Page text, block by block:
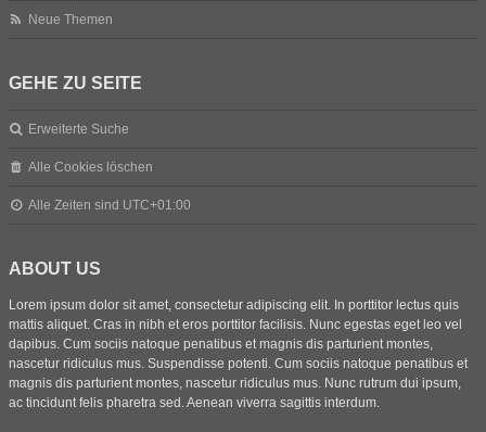
Neue Themen
GEHE ZU SEITE
Erweiterte Suche
Alle Cookies löschen
Alle Zeiten sind UTC+01:00
ABOUT US
Lorem ipsum dolor sit amet, consectetur adipiscing elit. In porttitor lectus quis
mattis aliquet. Cras in nibh et eros porttitor facilisis. Nunc egestas eget leo vel
dapibus. Cum sociis natoque penatibus et magnis dis parturient montes,
nascetur ridiculus mus. Suspendisse potenti. Cum sociis natoque penatibus et
magnis dis parturient montes, nascetur ridiculus mus. Nunc rutrum dui ipsum,
ac tincidunt felis pharetra sed. Aenean viverra sagittis interdum.